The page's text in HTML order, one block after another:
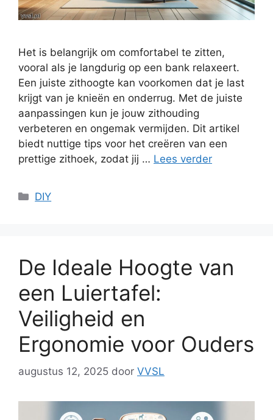
Het is belangrijk om comfortabel te zitten,
vooral als je langdurig op een bank relaxeert.
Een juiste zithoogte kan voorkomen dat je last
krijgt van je knieën en onderrug. Met de juiste
aanpassingen kun je jouw zithouding
verbeteren en ongemak vermijden. Dit artikel
biedt nuttige tips voor het creëren van een
prettige zithoek, zodat jij … Lees verder
Categorieën
DIY
De Ideale Hoogte van
een Luiertafel:
Veiligheid en
Ergonomie voor Ouders
augustus 12, 2025 door VVSL